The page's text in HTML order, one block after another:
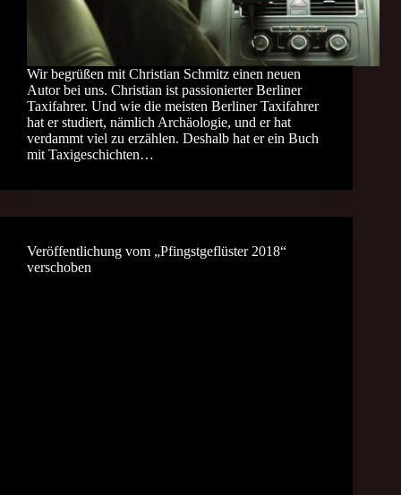
Wir begrüßen mit Christian Schmitz einen neuen
Autor bei uns. Christian ist passionierter Berliner
Taxifahrer. Und wie die meisten Berliner Taxifahrer
hat er studiert, nämlich Archäologie, und er hat
verdammt viel zu erzählen. Deshalb hat er ein Buch
mit Taxigeschichten…
Veröffentlichung vom „Pfingstgeflüster 2018“
verschoben